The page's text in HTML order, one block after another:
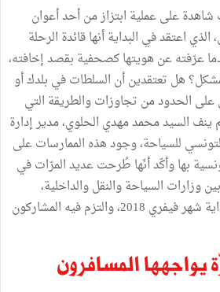
على عملية ابتزاز من أحد أعوان
اعتقد في البداية أنها قائدة الرحلة
عرّفته عن هويتها كصحفية بقصد إخافته،
هل تعتقدين أن السلطات في بلدك أو
الحدود من تجاوزات والطريقة التي
ينف السيد محمد مهدي الحلوي، مدير إدارة
للسياحة، وجود هذه الممارسات على
بها وأكّد أنّها طُرحت عديد المرّات في
بين وزارات السياحة والنقل والداخلية،
وآخرها اجتماع عُقد في بداية شهر فيفري 2018، والتزم فيه المشاركون
يواجهها المسافرون